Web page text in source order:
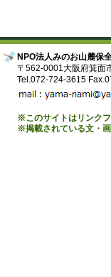
NPO法人みのお山麓保
〒562-0001大阪府箕面
Tel.072-724-3615
※このサイトはリンク
※掲載されている文・画